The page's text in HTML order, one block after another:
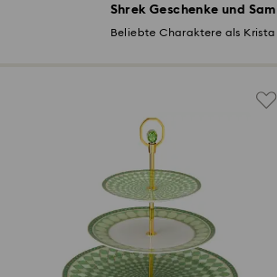
Shrek Geschenke und
Beliebte Charaktere als